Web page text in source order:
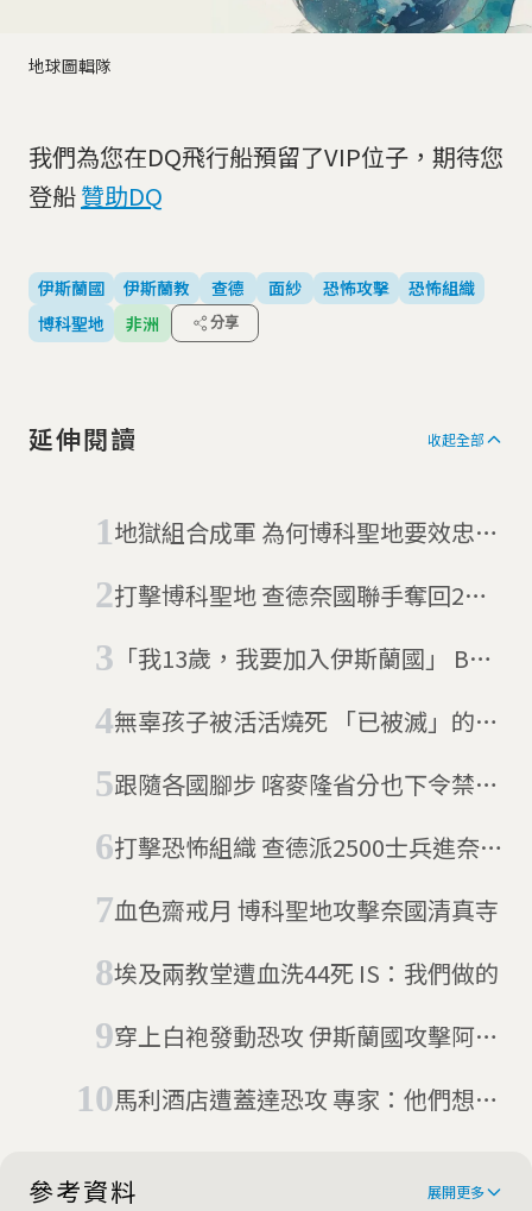
地球圖輯隊
我們為您在DQ飛行船預留了VIP位子，期待您
登船贊助DQ
伊斯蘭國 伊斯蘭教 查德 面紗 恐怖攻擊
恐怖組織
博科聖地
非洲 分享
延伸閱讀 收起全部
地獄組合成軍 為何博科聖地要效忠伊
打擊博科聖地 查德奈國聯手奪回2小
「我13歲，我要加入伊斯蘭國」 BBC
無辜孩子被活活燒死 「已被滅」的博
跟隨各國腳步 喀麥隆省分也下令禁面
打擊恐怖組織 查德派2500士兵進奈及
血色齋戒月 博科聖地攻擊奈國清真寺
埃及兩教堂遭血洗44死 IS：我們做的
穿上白袍發動恐攻 伊斯蘭國攻擊阿富
馬利酒店遭蓋達恐攻 專家：他們想跟
參考資料 展開更多